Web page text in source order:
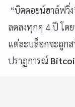
“บิตคอยน์ฮาล์ฟวิ่
ลดลงทุกๆ 4 ปี โด
แต่ละบล็อกจะถูก
ปราฏการณ์